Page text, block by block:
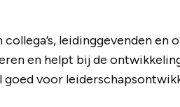
leidinggevenden en
en helpt bij de
voor